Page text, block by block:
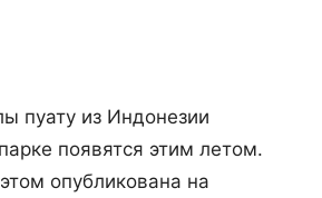
пуату из Индонезии
появятся этим летом.
опубликована на